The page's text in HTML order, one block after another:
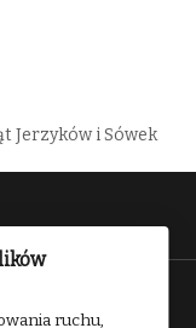
Jerzyków i Sówek
2025ruchu,